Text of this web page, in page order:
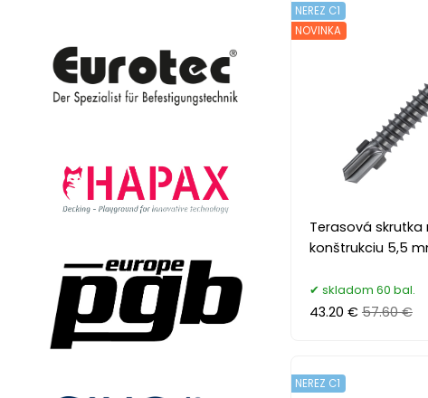
Terasová skrutka
konštrukciu 5,5
NEREZ C1
NOVINKA
skladom 60 bal.
43.20 € 57.60 €
NEREZ C1